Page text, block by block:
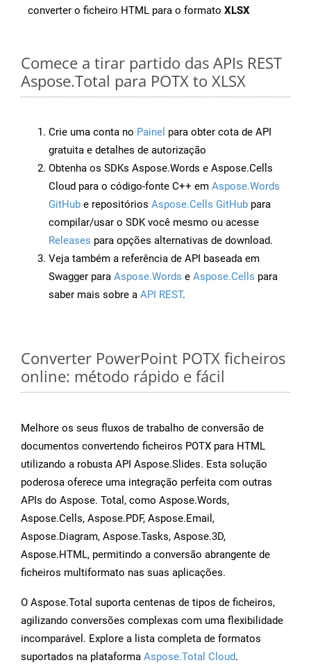
converter o ficheiro HTML para o formato XLSX
Comece a tirar partido das APIs REST
Aspose.Total para POTX to XLSX
Crie uma conta no Painel para obter cota de API
gratuita e detalhes de autorização
Obtenha os SDKs Aspose.Words e Aspose.Cells
Cloud para o código-fonte C++ em Aspose.Words
GitHub e repositórios Aspose.Cells GitHub para
compilar/usar o SDK você mesmo ou acesse
Releases para opções alternativas de download.
Veja também a referência de API baseada em
Swagger para Aspose.Words e Aspose.Cells para
saber mais sobre a API REST.
Converter PowerPoint POTX ficheiros
online: método rápido e fácil
Melhore os seus fluxos de trabalho de conversão de
documentos convertendo ficheiros POTX para HTML
utilizando a robusta API Aspose.Slides. Esta solução
poderosa oferece uma integração perfeita com outras
APIs do Aspose. Total, como Aspose.Words,
Aspose.Cells, Aspose.PDF, Aspose.Email,
Aspose.Diagram, Aspose.Tasks, Aspose.3D,
Aspose.HTML, permitindo a conversão abrangente de
ficheiros multiformato nas suas aplicações.
O Aspose.Total suporta centenas de tipos de ficheiros,
agilizando conversões complexas com uma flexibilidade
incomparável. Explore a lista completa de formatos
suportados na plataforma Aspose.Total Cloud.